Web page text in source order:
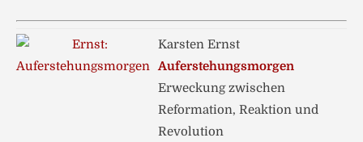
Karsten Ernst
Auferstehungsmorgen
Erweckung zwischen
Reformation, Reaktion und
Revolution